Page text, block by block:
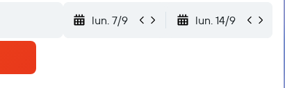
lun. 7/9 lun. 14/9